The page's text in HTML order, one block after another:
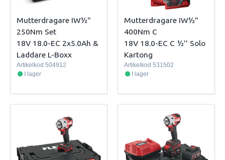
Mutterdragare IW½"
250Nm Set
18V 18.0-EC 2x5.0Ah &
Laddare L-Boxx
Artikelkod 504912
I lager
Mutterdragare IW½"
400Nm C
18V 18.0-EC C ½'' Solo
Kartong
Artikelkod 531502
I lager